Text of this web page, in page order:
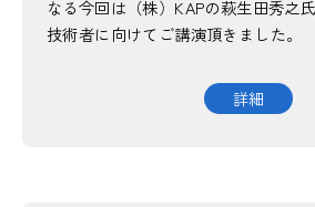
なる今回は（株）KAPの萩生田秀之
技術者に向けてご講演頂きました。
詳細